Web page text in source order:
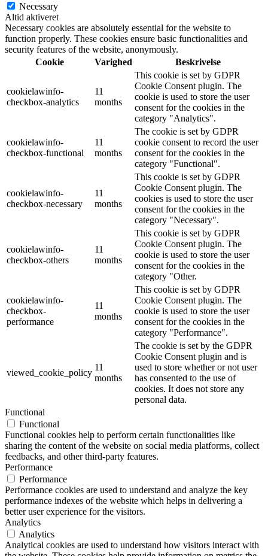
Necessary
Altid aktiveret
Necessary cookies are absolutely essential for the website to
function properly. These cookies ensure basic functionalities and
security features of the website, anonymously.
Cookie
Varighed Beskrivelse
cookielawinfo-
checkbox-analytics
11
months
This cookie is set by GDPR
Cookie Consent plugin. The
cookie is used to store the user
consent for the cookies in the
category "Analytics".
cookielawinfo-
checkbox-functional
11
months
The cookie is set by GDPR
cookie consent to record the user
consent for the cookies in the
category "Functional".
cookielawinfo-
checkbox-necessary
11
months
This cookie is set by GDPR
Cookie Consent plugin. The
cookies is used to store the user
consent for the cookies in the
category "Necessary".
cookielawinfo-
checkbox-others
11
months
This cookie is set by GDPR
Cookie Consent plugin. The
cookie is used to store the user
consent for the cookies in the
category "Other.
cookielawinfo-
checkbox-
performance
11
months
This cookie is set by GDPR
Cookie Consent plugin. The
cookie is used to store the user
consent for the cookies in the
category "Performance".
viewed_cookie_policy
11
months
The cookie is set by the GDPR
Cookie Consent plugin and is
used to store whether or not user
has consented to the use of
cookies. It does not store any
personal data.
Functional
Functional
Functional cookies help to perform certain functionalities like
sharing the content of the website on social media platforms, collect
feedbacks, and other third-party features.
Performance
Performance
Performance cookies are used to understand and analyze the key
performance indexes of the website which helps in delivering a
better user experience for the visitors.
Analytics
Analytics
Analytical cookies are used to understand how visitors interact with